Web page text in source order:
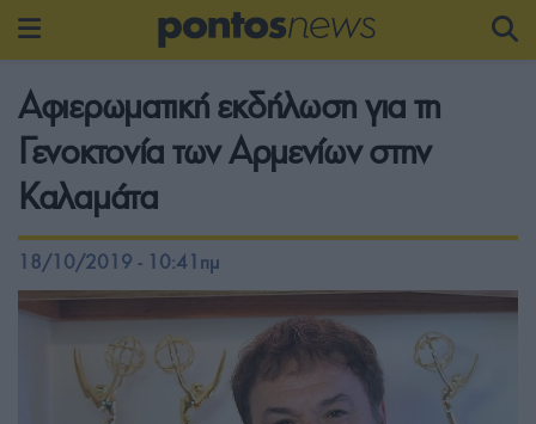
Αφιερωματική εκδήλωση για τη
Γενοκτονία των Αρμενίων στην
Καλαμάτα
18/10/2019 - 10:41πμ